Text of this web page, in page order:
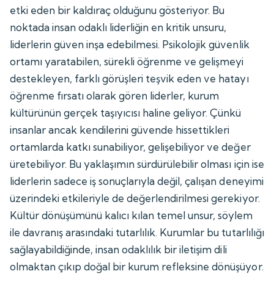
etki eden bir kaldıraç olduğunu gösteriyor. Bu
noktada insan odaklı liderliğin en kritik unsuru,
liderlerin güven inşa edebilmesi. Psikolojik güvenlik
ortamı yaratabilen, sürekli öğrenme ve gelişmeyi
destekleyen, farklı görüşleri teşvik eden ve hatayı
öğrenme fırsatı olarak gören liderler, kurum
kültürünün gerçek taşıyıcısı haline geliyor. Çünkü
insanlar ancak kendilerini güvende hissettikleri
ortamlarda katkı sunabiliyor, gelişebiliyor ve değer
üretebiliyor. Bu yaklaşımın sürdürülebilir olması için ise
liderlerin sadece iş sonuçlarıyla değil, çalışan deneyimi
üzerindeki etkileriyle de değerlendirilmesi gerekiyor.
Kültür dönüşümünü kalıcı kılan temel unsur, söylem
ile davranış arasındaki tutarlılık. Kurumlar bu tutarlılığı
sağlayabildiğinde, insan odaklılık bir iletişim dili
olmaktan çıkıp doğal bir kurum refleksine dönüşüyor.